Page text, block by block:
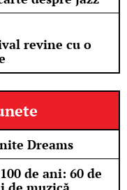
revine cu o
Dreams
de ani: 60 de